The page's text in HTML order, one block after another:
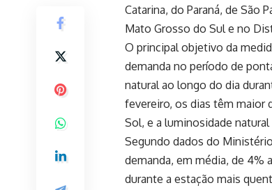
Catarina, do Paraná, de São
Mato Grosso do Sul e no
O principal objetivo da
demanda no período de
natural ao longo do dia
fevereiro, os dias têm maior
Sol, e a luminosidade
Segundo dados do
demanda, em média, de 4%
durante a estação mais